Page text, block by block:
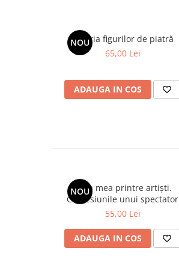
NOU
Galeria figurilor de piatră
65,00 Lei
ADAUGA IN COS
NOU
Viața mea printre artiști.
Confesiunile unui spectator
fidel
55,00 Lei
ADAUGA IN COS